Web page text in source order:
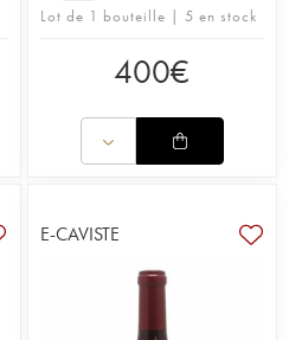
Lot de 1 bouteille | 5 en stock
400€
E-CAVISTE